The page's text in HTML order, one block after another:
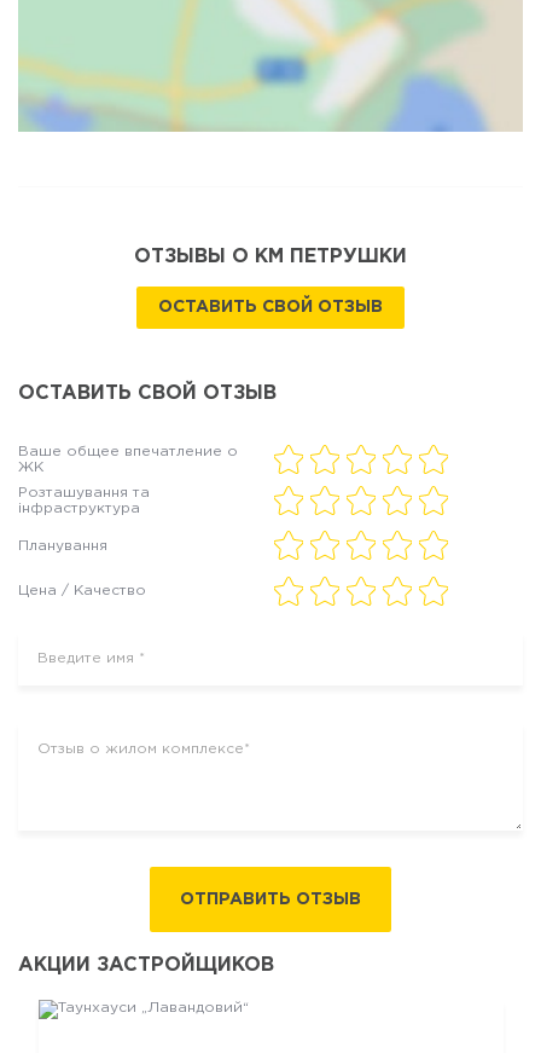
ОТЗЫВЫ О КМ ПЕТРУШКИ
ОСТАВИТЬ СВОЙ ОТЗЫВ
ОСТАВИТЬ СВОЙ ОТЗЫВ
Ваше общее впечатление о
ЖК
Розташування та
інфраструктура
Планування
Цена / Качество
ОТПРАВИТЬ ОТЗЫВ
АКЦИИ ЗАСТРОЙЩИКОВ